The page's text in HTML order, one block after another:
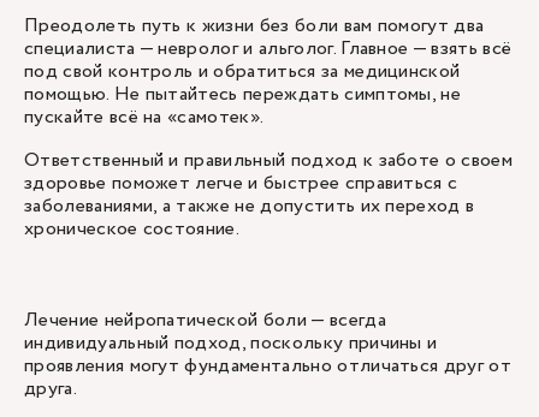
Преодолеть путь к жизни без боли вам помогут два
специалиста — невролог и альголог. Главное — взять всё
под свой контроль и обратиться за медицинской
помощью. Не пытайтесь переждать симптомы, не
пускайте всё на «самотек».
Ответственный и правильный подход к заботе о своем
здоровье поможет легче и быстрее справиться с
заболеваниями, а также не допустить их переход в
хроническое состояние.
Лечение нейропатической боли — всегда
индивидуальный подход, поскольку причины и
проявления могут фундаментально отличаться друг от
друга.